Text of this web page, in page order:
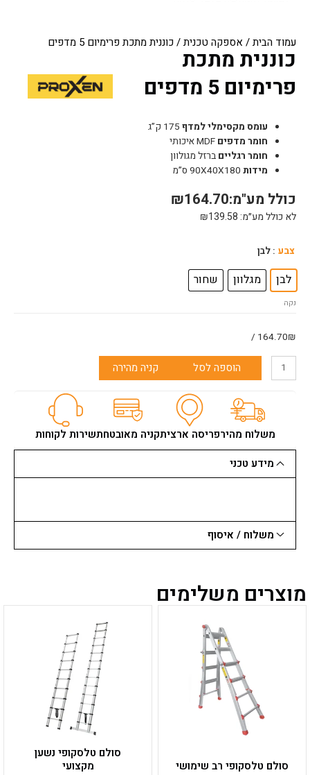
עמוד הבית/ אספקה טכנית/ כוננית מתכת פרימיום 5 מדפים
כוננית מתכת
פרימיום 5 מדפים
עומס מקסימלי למדף 175 ק”ג
חומר מדפיםMDF איכותי
חומר רגלייםברזל מגולוון
מידות 90X40X180 ס”מ
₪164.70כולל מע"מ:
לא כולל מע״מ: ₪139.58
צבע : לבן
לבן מגלוון שחור
נקה
164.70₪ /
כמות
כוננית
מתכת
פרימיום
מדפים
הוספה לסל קניה מהירה
משלוח מהירפריסה ארציתקניה מאובטחתשירות לקוחות
מידע טכני
משלוח / איסוף
מוצרים משלימים
סולם טלסקופי רב שימושי
זה
יש
מספר
סוגים.
ניתן
לבחור
סולם טלסקופי נשען
מקצועי
יש
מספר
סוגים.
ניתן
לבחור
את
האפשרויות
המוצר